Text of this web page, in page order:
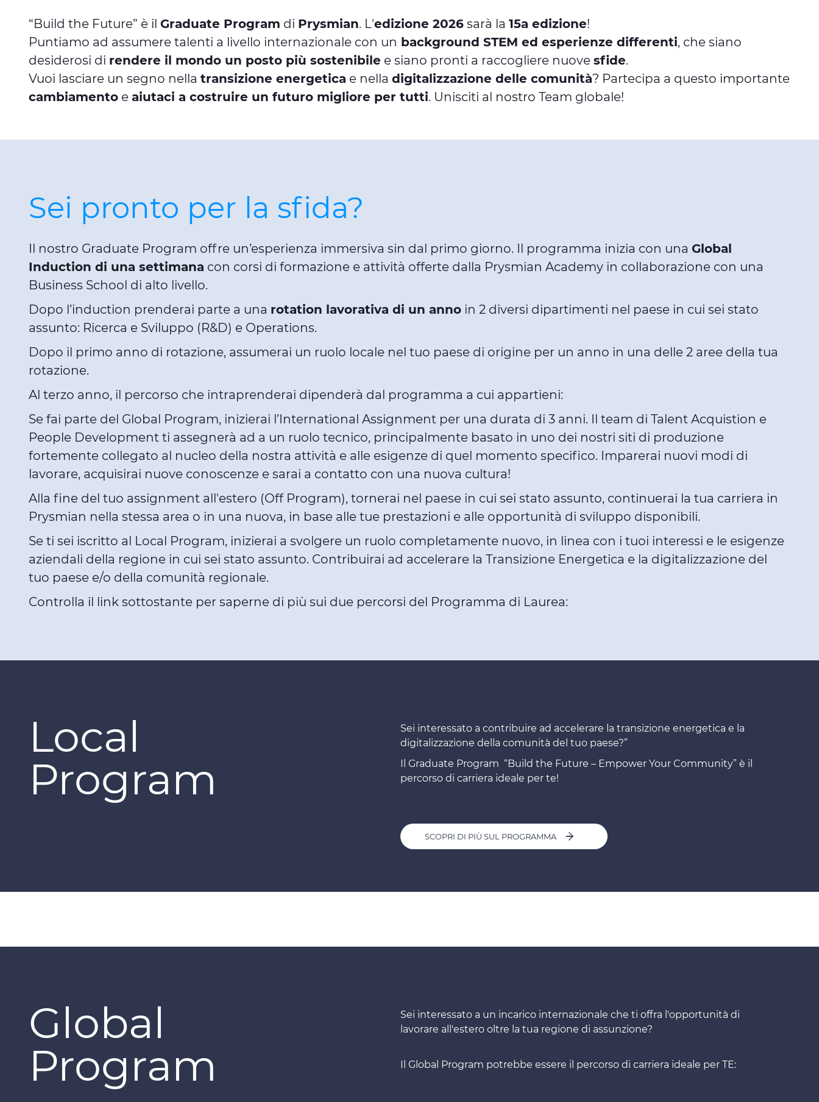
“Build the Future” è il Graduate Program di Prysmian. L'edizione 2026 sarà la 15a edizione!
Puntiamo ad assumere talenti a livello internazionale con un background STEM ed esperienze differenti, che siano
desiderosi di rendere il mondo un posto più sostenibile e siano pronti a raccogliere nuove sfide.
Vuoi lasciare un segno nella transizione energetica e nella digitalizzazione delle comunità? Partecipa a questo importante
cambiamento e aiutaci a costruire un futuro migliore per tutti. Unisciti al nostro Team globale!
Sei pronto per la sfida?
Il nostro Graduate Program offre un’esperienza immersiva sin dal primo giorno. Il programma inizia con una Global
Induction di una settimana con corsi di formazione e attività offerte dalla Prysmian Academy in collaborazione con una
Business School di alto livello.
Dopo l’induction prenderai parte a una rotation lavorativa di un anno in 2 diversi dipartimenti nel paese in cui sei stato
assunto: Ricerca e Sviluppo (R&D) e Operations.
Dopo il primo anno di rotazione, assumerai un ruolo locale nel tuo paese di origine per un anno in una delle 2 aree della tua
rotazione.
Al terzo anno, il percorso che intraprenderai dipenderà dal programma a cui appartieni:
Se fai parte del Global Program, inizierai l’International Assignment per una durata di 3 anni. Il team di Talent Acquistion e
People Development ti assegnerà ad a un ruolo tecnico, principalmente basato in uno dei nostri siti di produzione
fortemente collegato al nucleo della nostra attività e alle esigenze di quel momento specifico. Imparerai nuovi modi di
lavorare, acquisirai nuove conoscenze e sarai a contatto con una nuova cultura!
Alla fine del tuo assignment all'estero (Off Program), tornerai nel paese in cui sei stato assunto, continuerai la tua carriera in
Prysmian nella stessa area o in una nuova, in base alle tue prestazioni e alle opportunità di sviluppo disponibili.
Se ti sei iscritto al Local Program, inizierai a svolgere un ruolo completamente nuovo, in linea con i tuoi interessi e le esigenze
aziendali della regione in cui sei stato assunto. Contribuirai ad accelerare la Transizione Energetica e la digitalizzazione del
tuo paese e/o della comunità regionale.
Controlla il link sottostante per saperne di più sui due percorsi del Programma di Laurea:
Local
Program
Sei interessato a contribuire ad accelerare la transizione energetica e la
digitalizzazione della comunità del tuo paese?”
Il Graduate Program “Build the Future – Empower Your Community” è il
percorso di carriera ideale per te!
SCOPRI DI PIÙ SUL PROGRAMMA
Global
Program
Sei interessato a un incarico internazionale che ti offra l'opportunità di
lavorare all'estero oltre la tua regione di assunzione?
Il Global Program potrebbe essere il percorso di carriera ideale per TE: